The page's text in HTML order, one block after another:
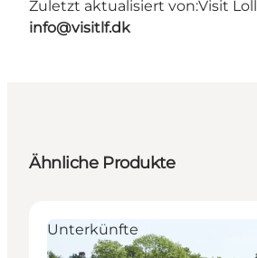
Zuletzt aktualisiert von:Visit
info@visitlf.dk
Ähnliche Produkte
Unterkünfte